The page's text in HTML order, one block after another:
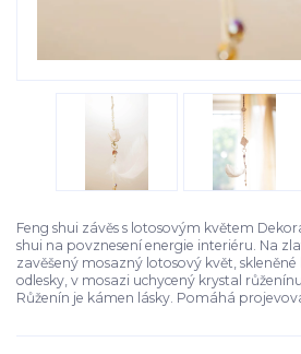
Feng shui závěs s lotosovým květem
shui na povznesení energie interiéru. Na
zavěšený mosazný lotosový květ,
odlesky, v mosazi uchycený krystal
Růženín je kámen lásky. Pomáhá